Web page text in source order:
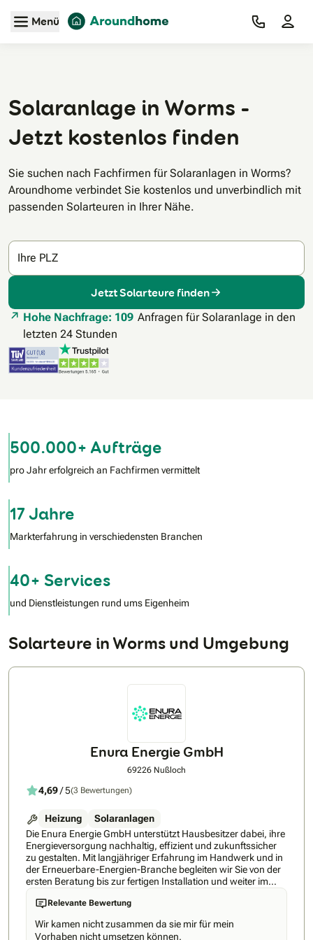
Zum Hauptinhalt
Menü
Solaranlage in Worms -
Jetzt kostenlos finden
Sie suchen nach Fachfirmen für Solaranlagen in Worms?
Aroundhome verbindet Sie kostenlos und unverbindlich mit
passenden Solarteuren in Ihrer Nähe.
Ihre PLZ
Jetzt Solarteure finden
Hohe Nachfrage: 109 Anfragen für Solaranlage in den
letzten 24 Stunden
500.000+ Aufträge
pro Jahr erfolgreich an Fachfirmen vermittelt
17 Jahre
Markterfahrung in verschiedensten Branchen
40+ Services
und Dienstleistungen rund ums Eigenheim
Solarteure in Worms und Umgebung
Enura Energie GmbH
69226 Nußloch
4,69/ 5(3 Bewertungen)
Heizung
Solaranlagen
Die Enura Energie GmbH unterstützt Hausbesitzer dabei, ihre
Energieversorgung nachhaltig, effizient und zukunftssicher
zu gestalten. Mit langjähriger Erfahrung im Handwerk und in
der Erneuerbare-Energien-Branche begleiten wir Sie von der
ersten Beratung bis zur fertigen Installation und weiter im
Aftersale – kompetent, persönlich und zuverlässig.Jedes
Zuhause ist einzigartig. Deshalb entwickeln wir individuelle
Lösungen, die genau auf Ihre Bedürfnisse abgestimmt sind.
Mithilfe modernster 3D-Planung zeigen wir Ihnen bereits vor
Relevante Bewertung
Wir kamen nicht zusammen da sie mir für mein
Vorhaben nicht umsetzen können.